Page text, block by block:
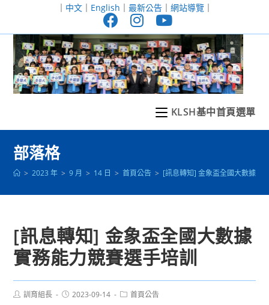
至
｜ 中文｜ English ｜ 最新公告｜ 網站導覽｜
KLSH基中首頁選單
部落格
> 2023 年 > 9 月 > 14 日 > 首頁公告 > [訊息轉知] 金象盃全國大數據實
[訊息轉知] 金象盃全國大數據
實務能力競賽選手培訓
Post訓育組長
Post2023-09-14
Post首頁公告